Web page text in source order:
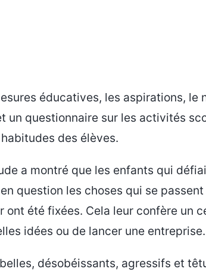
éducatives, les aspirations, le
un questionnaire sur les activités
des élèves.
a montré que les enfants qui
question les choses qui se passent
ont été fixées. Cela leur confère un
idées ou de lancer une entreprise.
désobéissants, agressifs et